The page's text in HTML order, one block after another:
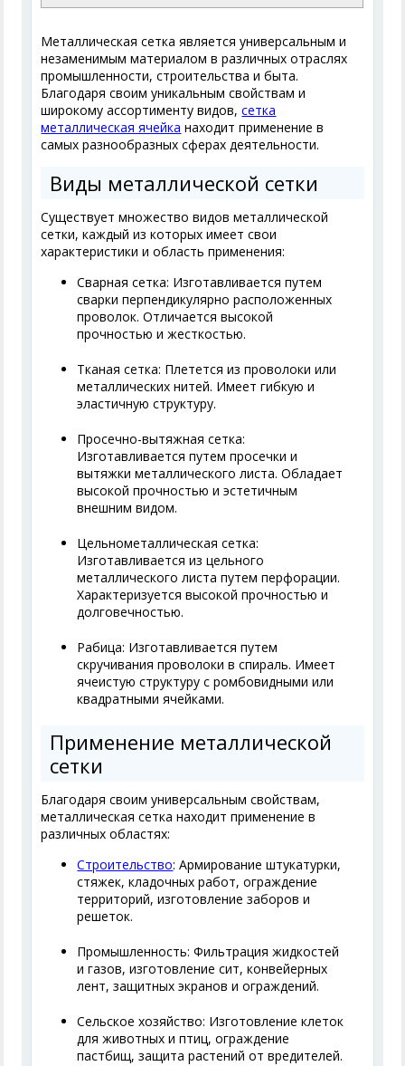
Металлическая сетка является универсальным и
незаменимым материалом в различных отраслях
промышленности, строительства и быта.
Благодаря своим уникальным свойствам и
широкому ассортименту видов,сетка
металлическая ячейка находит применение в
самых разнообразных сферах деятельности.
Виды металлической сетки
Существует множество видов металлической
сетки, каждый из которых имеет свои
характеристики и область применения:
Сварная сетка: Изготавливается путем
сварки перпендикулярно расположенных
проволок. Отличается высокой
прочностью и жесткостью.
Тканая сетка: Плетется из проволоки или
металлических нитей. Имеет гибкую и
эластичную структуру.
Просечно-вытяжная сетка:
Изготавливается путем просечки и
вытяжки металлического листа. Обладает
высокой прочностью и эстетичным
внешним видом.
Цельнометаллическая сетка:
Изготавливается из цельного
металлического листа путем перфорации.
Характеризуется высокой прочностью и
долговечностью.
Рабица: Изготавливается путем
скручивания проволоки в спираль. Имеет
ячеистую структуру с ромбовидными или
квадратными ячейками.
Применение металлической
сетки
Благодаря своим универсальным свойствам,
металлическая сетка находит применение в
различных областях:
Строительство: Армирование штукатурки,
стяжек, кладочных работ, ограждение
территорий, изготовление заборов и
решеток.
Промышленность: Фильтрация жидкостей
и газов, изготовление сит, конвейерных
лент, защитных экранов и ограждений.
Сельское хозяйство: Изготовление клеток
для животных и птиц, ограждение
пастбищ, защита растений от вредителей.